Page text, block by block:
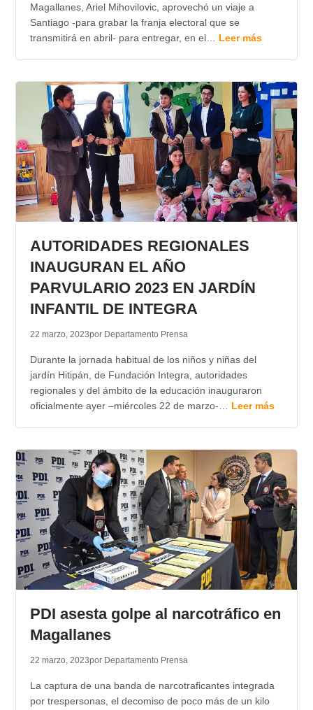
Magallanes, Ariel Mihovilovic, aprovechó un viaje a
Santiago -para grabar la franja electoral que se
transmitirá en abril- para entregar, en el… Leer más
AUTORIDADES REGIONALES
INAUGURAN EL AÑO
PARVULARIO 2023 EN JARDÍN
INFANTIL DE INTEGRA
22 marzo, 2023por Departamento Prensa
Durante la jornada habitual de los niños y niñas del
jardín Hitipán, de Fundación Integra, autoridades
regionales y del ámbito de la educación inauguraron
oficialmente ayer –miércoles 22 de marzo-… Leer más
PDI asesta golpe al narcotráfico en
Magallanes
22 marzo, 2023por Departamento Prensa
La captura de una banda de narcotraficantes integrada
por trespersonas, el decomiso de poco más de un kilo